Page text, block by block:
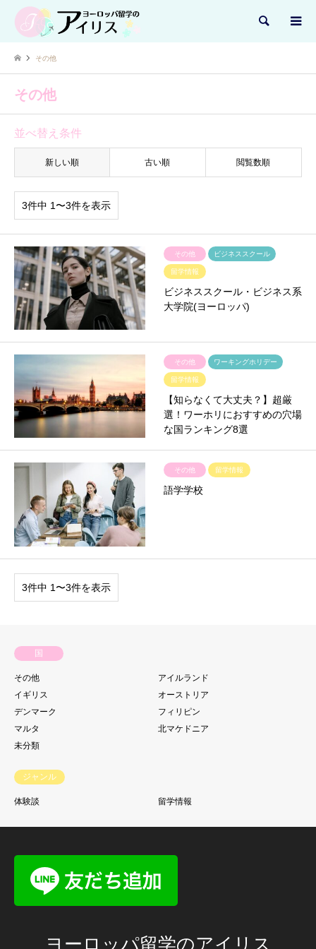
検索
その他
その他
並べ替え条件
新しい順 古い順 閲覧数順
3件中 1〜3件を表示
その他 ビジネススクール
留学情報
ビジネススクール・ビジネス系
大学院(ヨーロッパ)
その他 ワーキングホリデー
留学情報
【知らなくて大丈夫？】超厳
選！ワーホリにおすすめの穴場
な国ランキング8選
その他 留学情報
語学学校
3件中 1〜3件を表示
国
その他
アイルランド
イギリス
オーストリア
デンマーク
フィリピン
マルタ
北マケドニア
未分類
ジャンル
体験談 留学情報
ヨーロッパ留学のアイリス